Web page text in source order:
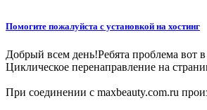
Помогите пожалуйста с установкой на хостинг
Добрый всем день!Ребята проблема вот
Циклическое перенаправление на
При соединении с maxbeauty.com.ru